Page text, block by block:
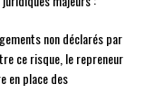
non déclarés par
ce risque, le repreneur
en place des